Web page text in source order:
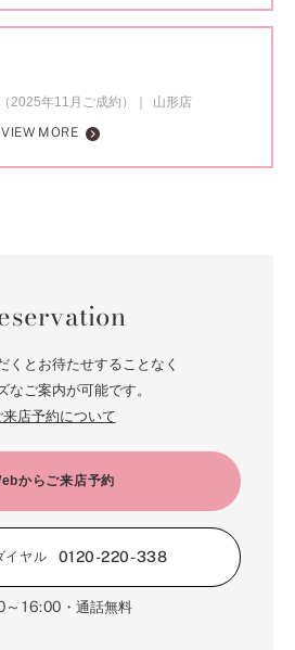
2025年11月ご成約）
山形店
VIEW MORE
くとお待たせすることなく
なご案内が可能です。
来店予約について
からご来店予約
イヤル 0120-220-338
～16:00 ・通話無料